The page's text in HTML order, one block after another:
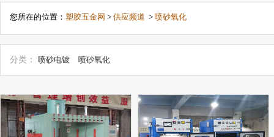
您所在的位置： 塑胶五金网 > 供应频道 > 喷砂氧化
分类： 喷砂电镀 喷砂氧化